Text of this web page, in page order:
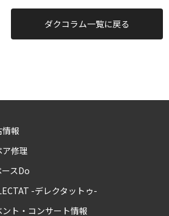
ダクコラム一覧に戻る
情報
ア修理
ースDo
-デレクタットゥ-
ント・コンサート情報